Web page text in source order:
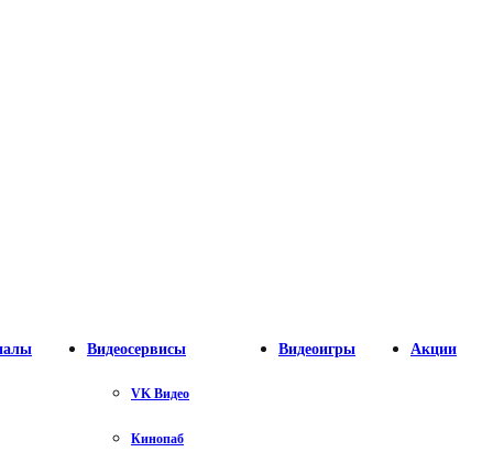
Видеосервисы
VK Видео
Кинопаб
Видеоигры Акции